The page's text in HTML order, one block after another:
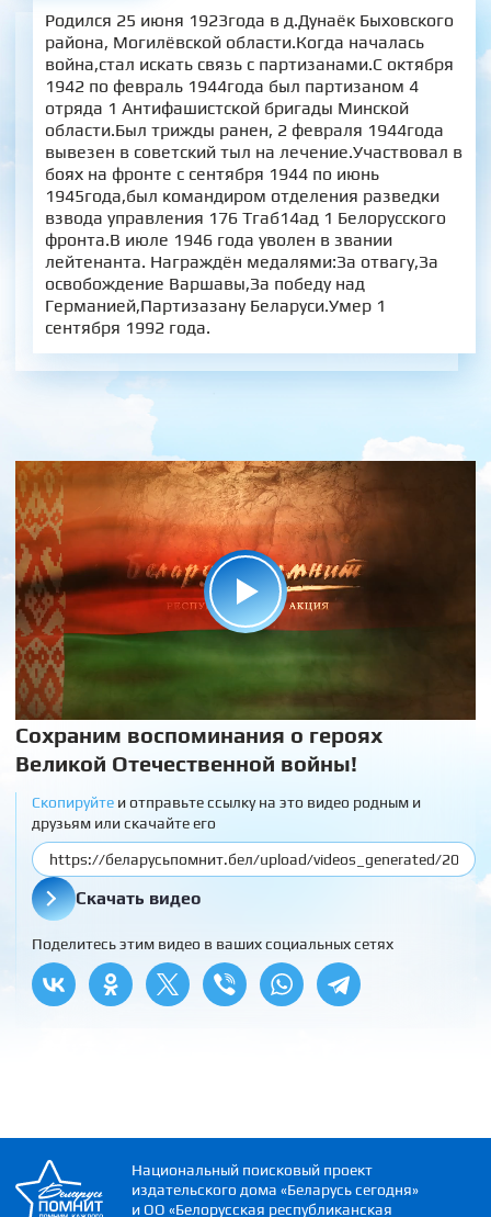
Родился 25 июня 1923года в д.Дунаёк Быховского
района, Могилёвской области.Когда началась
война,стал искать связь с партизанами.С октября
1942 по февраль 1944года был партизаном 4
отряда 1 Антифашистской бригады Минской
области.Был трижды ранен, 2 февраля 1944года
вывезен в советский тыл на лечение.Участвовал в
боях на фронте с сентября 1944 по июнь
1945года,был командиром отделения разведки
взвода управления 176 Тгаб14ад 1 Белорусского
фронта.В июле 1946 года уволен в звании
лейтенанта. Награждён медалями:За отвагу,За
освобождение Варшавы,За победу над
Германией,Партизазану Беларуси.Умер 1
сентября 1992 года.
Сохраним воспоминания о героях
Великой Отечественной войны!
Скопируйтеи отправьте ссылку на это видео родным и
друзьям или скачайте его
Скачать видео
Поделитесь этим видео в ваших социальных сетях
Национальный поисковый проект
издательского дома «Беларусь сегодня»
и ОО «Белорусская республиканская